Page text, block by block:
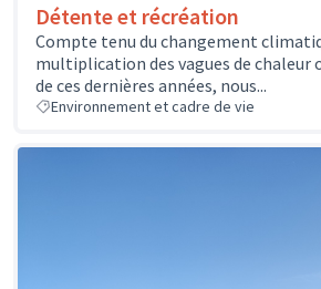
Détente et récréation
Compte tenu du changement
multiplication des vagues de chaleur
de ces dernières années, nous...
Environnement et cadre de vie